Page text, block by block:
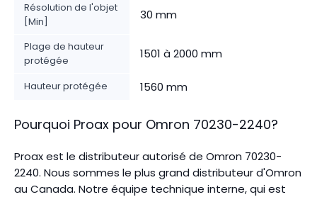
Résolution de l'objet
[Min]
30 mm
Plage de hauteur
protégée
1501 à 2000 mm
Hauteur protégée 1560 mm
Pourquoi Proax pour Omron 70230-2240?
Proax est le distributeur autorisé de Omron 70230-
2240. Nous sommes le plus grand distributeur d'Omron
au Canada. Notre équipe technique interne, qui est